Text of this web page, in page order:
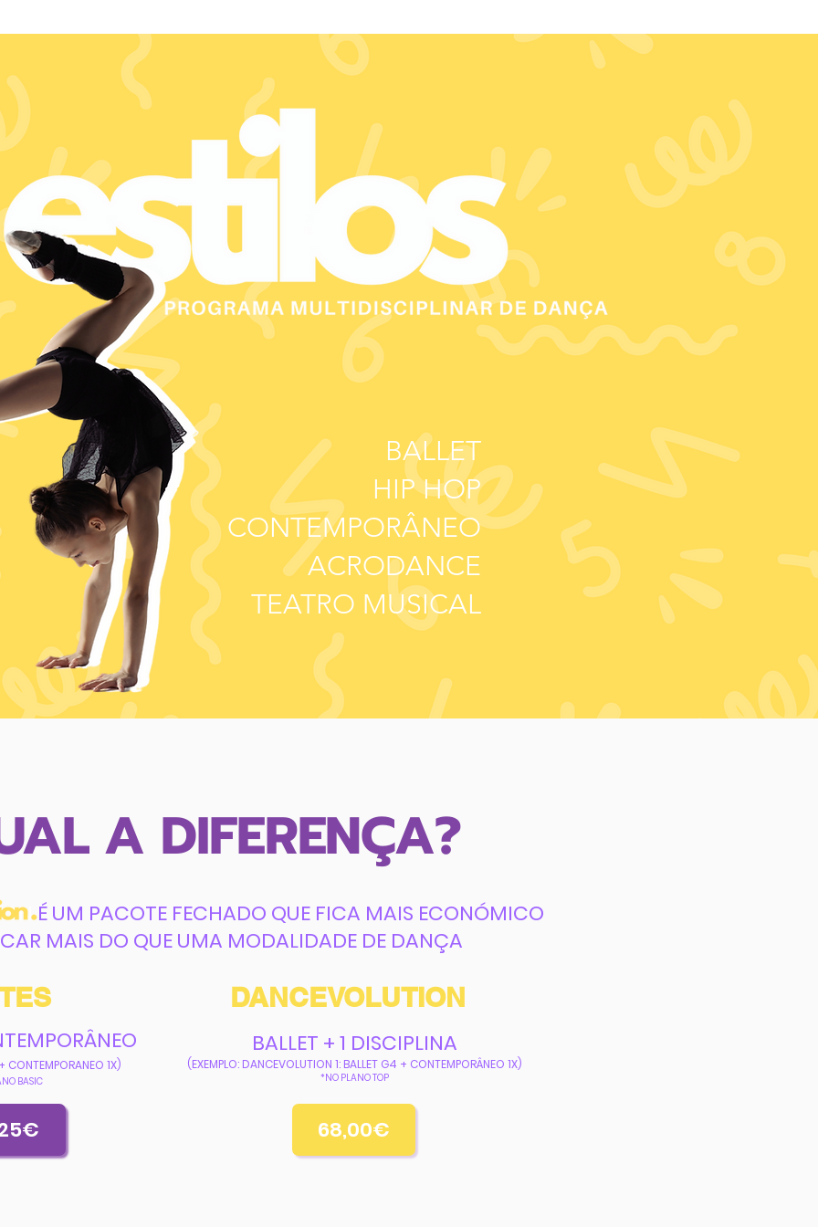
BALLET
HIP HOP
CONTEMPORÂNEO
ACRODANCE
TEATRO MUSICAL
A DIFERENÇA?
É UM PACOTE FECHADO QUE FICA MAIS ECONÓMICO
MAIS DO QUE UMA MODALIDADE DE DANÇA
DANCEVOLUTION
CONTEMPORANEO 1X)
BASIC
BALLET + 1 DISCIPLINA
(EXEMPLO: DANCEVOLUTION 1: BALLET G4 + CONTEMPORÂNEO 1X)
*NO PLANO TOP
68,00€